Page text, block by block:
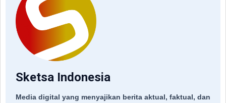
Sketsa Indonesia
Media digital yang menyajikan berita aktual, faktual, dan